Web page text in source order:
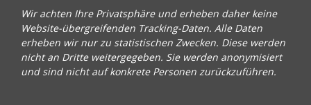
Wir achten Ihre Privatsphäre und erheben daher keine
Website-übergreifenden Tracking-Daten. Alle Daten
erheben wir nur zu statistischen Zwecken. Diese werden
nicht an Dritte weitergegeben. Sie werden anonymisiert
und sind nicht auf konkrete Personen zurückzuführen.